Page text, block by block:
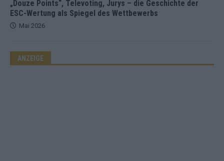
„Douze Points“, Televoting, Jurys – die Geschichte der
ESC-Wertung als Spiegel des Wettbewerbs
Mai 2026
ANZEIGE